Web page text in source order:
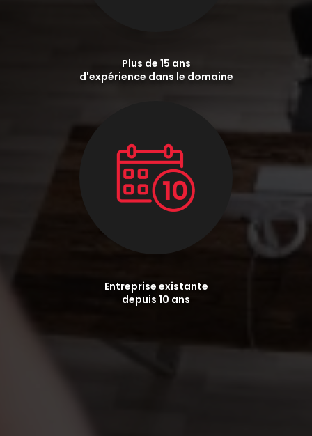
Plus de 15 ans
d'expérience dans le domaine
Entreprise existante
depuis 10 ans